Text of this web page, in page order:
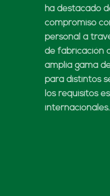
ha destacado
compromiso
personal a
de fabricación
amplia gama
para distintos
los requisitos
internacionales.